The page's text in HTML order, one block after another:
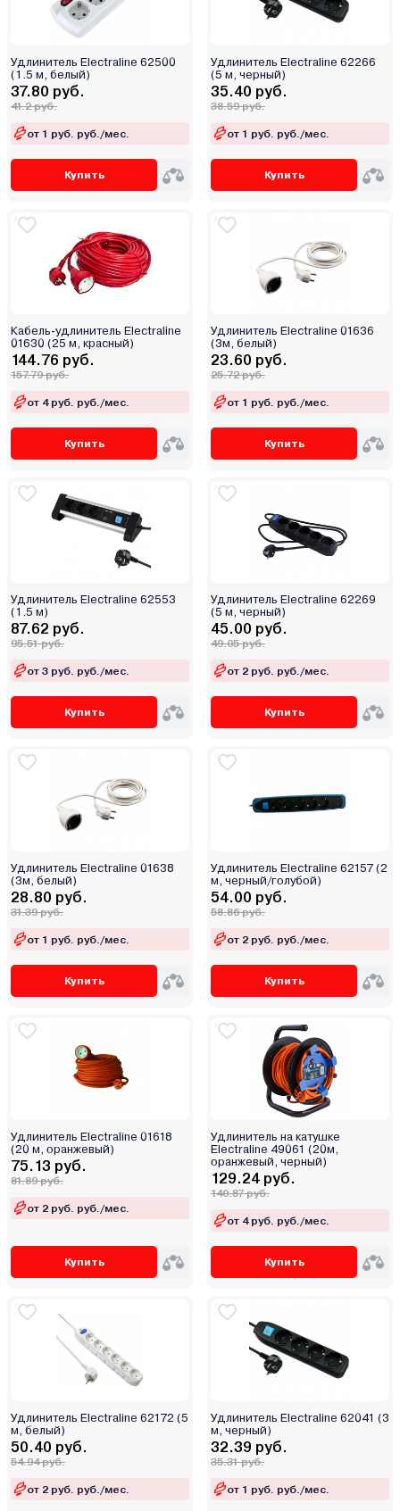
Удлинитель Electraline 62500
(1.5 м, белый)
37.80 руб.
41.2 руб.
от 1 руб. руб./мес.
Купить
Удлинитель Electraline 62266
(5 м, черный)
35.40 руб.
38.59 руб.
от 1 руб. руб./мес.
Купить
Кабель-удлинитель Electraline
01630 (25 м, красный)
144.76 руб.
157.79 руб.
от 4 руб. руб./мес.
Купить
Удлинитель Electraline 01636
(3м, белый)
23.60 руб.
25.72 руб.
от 1 руб. руб./мес.
Купить
Удлинитель Electraline 62553
(1.5 м)
87.62 руб.
95.51 руб.
от 3 руб. руб./мес.
Купить
Удлинитель Electraline 62269
(5 м, черный)
45.00 руб.
49.05 руб.
от 2 руб. руб./мес.
Купить
Удлинитель Electraline 01638
(3м, белый)
28.80 руб.
31.39 руб.
от 1 руб. руб./мес.
Купить
Удлинитель Electraline 62157 (2
м, черный/голубой)
54.00 руб.
58.86 руб.
от 2 руб. руб./мес.
Купить
Удлинитель Electraline 01618
(20 м, оранжевый)
75.13 руб.
81.89 руб.
от 2 руб. руб./мес.
Купить
Удлинитель на катушке
Electraline 49061 (20м,
оранжевый, черный)
129.24 руб.
140.87 руб.
от 4 руб. руб./мес.
Купить
Удлинитель Electraline 62172 (5
м, белый)
50.40 руб.
54.94 руб.
от 2 руб. руб./мес.
Удлинитель Electraline 62041 (3
м, черный)
32.39 руб.
35.31 руб.
от 1 руб. руб./мес.